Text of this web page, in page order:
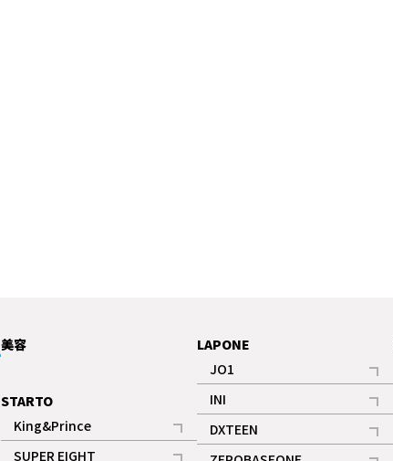
美容
STARTO
King&Prince
記事
SUPER EIGHT
LAPONE
JO1
記事
ギャラリー
INI
記事
ギャラリー
DXTEEN
記事